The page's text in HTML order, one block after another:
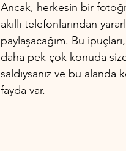
Ancak, herkesin bir
akıllı telefonlarından
paylaşacağım. Bu
daha pek çok konuda
saldıysanız ve bu alanda
fayda var.